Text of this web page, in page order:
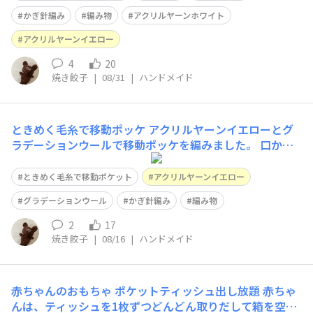
かぎ針編み 編み物
アクリルヤーンホワイト
アクリルヤーンイエロー
4 20
焼き餃子 | 08/31 | ハンドメイド
ときめく毛糸で移動ポッケ アクリルヤーンイエローとグ
ラデーションウールで移動ポッケを編みました。 口から
ティッシュとりだせます。ティッシュの補充も口から食べ
ます、、、できます。 2層式になっていて、うしろにもう
ひとつぽっけがありはんかちをいれることができます。小
さめで薄めのハンカチ。 グラデーシ
ときめく毛糸で移動ポケット
アクリルヤーンイエロー
グラデーションウール
かぎ針編み 編み物
2 17
焼き餃子 | 08/16 | ハンドメイド
赤ちゃんのおもちゃ ポケットティッシュ出し放題赤ちゃ
んは、ティッシュを1枚ずつどんどん取りだして箱を空っ